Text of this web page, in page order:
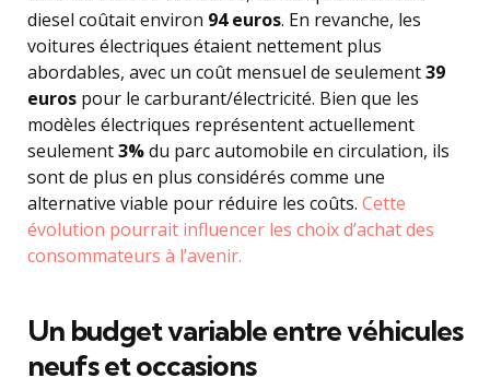
diesel coûtait environ 94 euros. En revanche, les
voitures électriques étaient nettement plus
abordables, avec un coût mensuel de seulement39
euros pour le carburant/électricité. Bien que les
modèles électriques représentent actuellement
seulement3%du parc automobile en circulation, ils
sont de plus en plus considérés comme une
alternative viable pour réduire les coûts. Cette
évolution pourrait influencer les choix d’achat des
consommateurs à l’avenir.
Un budget variable entre véhicules
neufs et occasions